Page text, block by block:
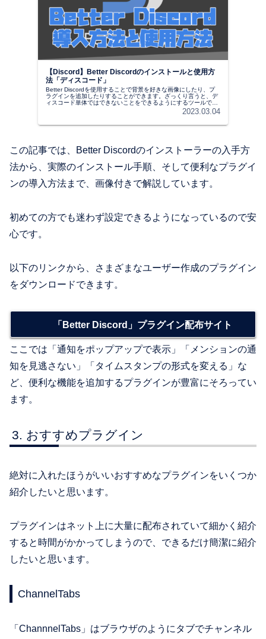
【Discord】Better Discordのインストールと使用方
法「ディスコード」
Better Discordを使用することで背景を好きな画像にしたり、プ
ラグインを追加したりすることができます。ざっくり言うと、デ
ィスコード単体ではできないことをできるようにするツールで
す。 そこで、この記事ではBetter Discordの導入方法と使用方法
2023.03.04
この記事では、Better Discordのインストーラーの入手方
法から、実際のインストール手順、そして便利なプラグイ
ンの導入方法まで、画像付きで解説しています。
初めての方でも迷わず設定できるようになっているので安
心です。
以下のリンクから、さまざまなユーザー作成のプラグイン
をダウンロードできます。
「Better Discord」プラグイン配布サイト
ここでは「通知をポップアップで表示」「メンションの通
知を見逃さない」「タイムスタンプの形式を変える」な
ど、便利な機能を追加するプラグインが豊富にそろってい
ます。
おすすめプラグイン
絶対に入れたほうがいいおすすめなプラグインをいくつか
紹介したいと思います。
プラグインはネット上に大量に配布されていて細かく紹介
すると時間がかかってしまうので、できるだけ簡潔に紹介
したいと思います。
ChannelTabs
「ChannnelTabs」はブラウザのようにタブでチャンネル